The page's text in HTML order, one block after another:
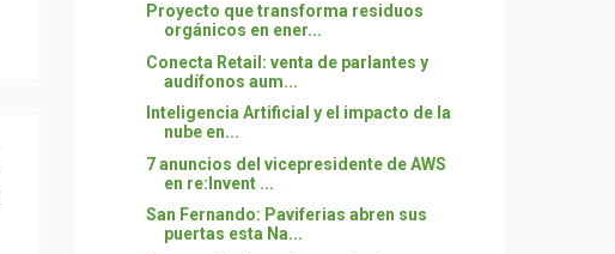
Proyecto que transforma residuos
orgánicos en ener...
Conecta Retail: venta de parlantes y
audífonos aum...
Inteligencia Artificial y el impacto de la
nube en...
7 anuncios del vicepresidente de AWS
en re:Invent ...
San Fernando: Paviferias abren sus
puertas esta Na...